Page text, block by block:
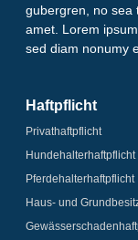
gubergren, no sea
amet. Lorem
sed diam nonumy
Haftpflicht
Privathaftpflicht
Hundehalter­haftpflicht
Pferdehalter­haftpflicht
Haus- und